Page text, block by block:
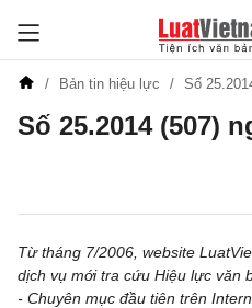
Bản tin hiệu lực Số
Số 25.2014 (507)
Từ tháng 7/2006, website
dịch vụ mới tra cứu Hiệu lực văn
- Chuyên mục đầu tiên trên